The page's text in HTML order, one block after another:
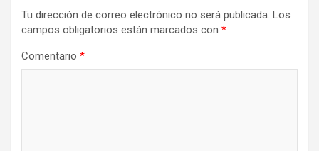
Tu dirección de correo electrónico no será publicada. Los
campos obligatorios están marcados con *
Comentario *